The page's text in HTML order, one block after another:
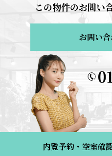
この物件のお問い
お問い
内覧予約・空室確